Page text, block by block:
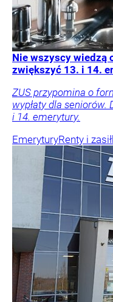
Nie wszyscy wiedzą
zwiększyć 13. i 14.
ZUS przypomina o
wypłaty dla seniorów.
i 14. emerytury.
EmeryturyRenty i